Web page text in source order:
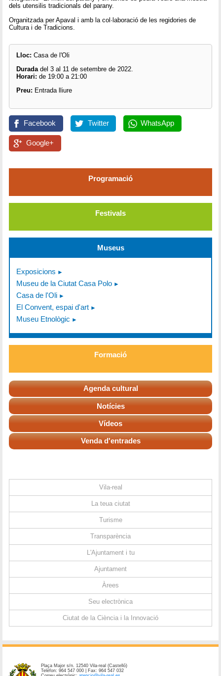
dels utensilis tradicionals del parany.
Organitzada per Apaval i amb la col·laboració de les regidories de
Cultura i de Tradicions.
Lloc: Casa de l'Oli
Durada del 3 al 11 de setembre de 2022.
Horari: de 19:00 a 21:00
Preu: Entrada lliure
Facebook Twitter WhatsApp
Google+
Programació
Festivals
Museus
Exposicions
Museu de la Ciutat Casa Polo
Casa de l'Oli
El Convent, espai d'art
Museu Etnològic
Formació
Agenda cultural
Notícies
Vídeos
Venda d'entrades
Vila-real
La teua ciutat
Turisme
Transparència
L'Ajuntament i tu
Ajuntament
Àrees
Seu electrònica
Ciutat de la Ciència i la Innovació
Plaça Major s/n. 12540 Vila-real (Castelló)
Telèfon: 964 547 000 | Fax: 964 547 032